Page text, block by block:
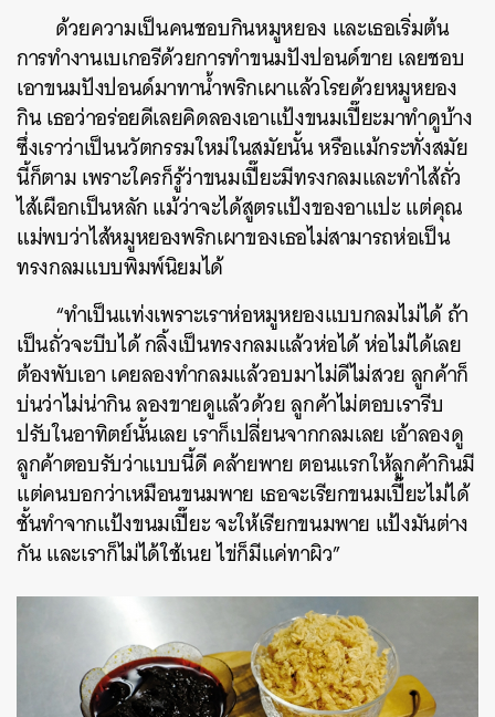
ด้วยความเป็นคนชอบกินหมูหยอง และเธอเริ่มต้น
การทำงานเบเกอรีด้วยการทำขนมปังปอนด์ขาย เลยชอบ
เอาขนมปังปอนด์มาทาน้ำพริกเผาแล้วโรยด้วยหมูหยอง
กิน เธอว่าอร่อยดีเลยคิดลองเอาแป้งขนมเปี๊ยะมาทำดูบ้าง
ซึ่งเราว่าเป็นนวัตกรรมใหม่ในสมัยนั้น หรือแม้กระทั่งสมัย
นี้ก็ตาม เพราะใครก็รู้ว่าขนมเปี๊ยะมีทรงกลมและทำไส้ถั่ว
ไส้เผือกเป็นหลัก แม้ว่าจะได้สูตรแป้งของอาแปะ แต่คุณ
แม่พบว่าไส้หมูหยองพริกเผาของเธอไม่สามารถห่อเป็น
ทรงกลมแบบพิมพ์นิยมได้
“ทำเป็นแท่งเพราะเราห่อหมูหยองแบบกลมไม่ได้ ถ้า
เป็นถั่วจะบีบได้ กลิ้งเป็นทรงกลมแล้วห่อได้ ห่อไม่ได้เลย
ต้องพับเอา เคยลองทำกลมแล้วอบมาไม่ดีไม่สวย ลูกค้าก็
บ่นว่าไม่น่ากิน ลองขายดูแล้วด้วย ลูกค้าไม่ตอบเรารีบ
ปรับในอาทิตย์นั้นเลย เราก็เปลี่ยนจากกลมเลย เอ้าลองดู
ลูกค้าตอบรับว่าแบบนี้ดี คล้ายพาย ตอนแรกให้ลูกค้ากินมี
แต่คนบอกว่าเหมือนขนมพาย เธอจะเรียกขนมเปี๊ยะไม่ได้
ชั้นทำจากแป้งขนมเปี๊ยะ จะให้เรียกขนมพาย แป้งมันต่าง
กัน และเราก็ไม่ได้ใช้เนย ไข่ก็มีแค่ทาผิว”